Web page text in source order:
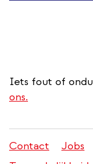
Iets fout of
ons.
Juridisch
Contact Jobs